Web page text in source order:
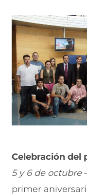
Celebración del
5 y 6 de octubre
primer